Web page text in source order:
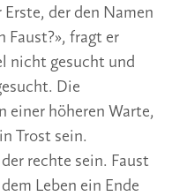
der den Namen
Faust?», fragt er
nicht gesucht und
Die
einer höheren Warte,
Trost sein.
rechte sein. Faust
Leben ein Ende